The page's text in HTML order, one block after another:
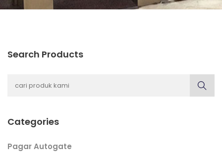
Search Products
Categories
Pagar Autogate